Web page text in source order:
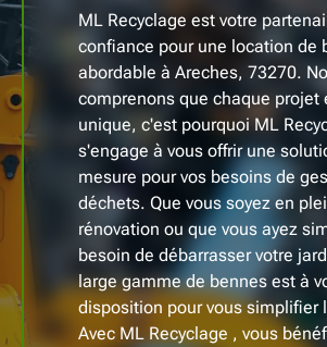
ML Recyclage est votre
confiance pour une location de
abordable à Areches, 73270.
comprenons que chaque projet
unique, c'est pourquoi ML
s'engage à vous offrir une
mesure pour vos besoins de
déchets. Que vous soyez en
rénovation ou que vous ayez
besoin de débarrasser votre
large gamme de bennes est à
disposition pour vous simplifier
Avec ML Recyclage , vous